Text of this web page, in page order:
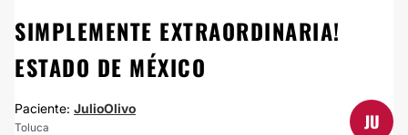
SIMPLEMENTE EXTRAORDINARIA!
ESTADO DE MÉXICO
Paciente: JulioOlivo
Toluca JU